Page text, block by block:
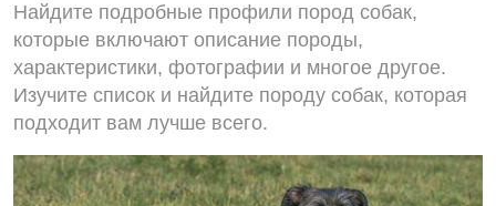
Найдите подробные профили пород собак,
которые включают описание породы,
характеристики, фотографии и многое другое.
Изучите список и найдите породу собак, которая
подходит вам лучше всего.